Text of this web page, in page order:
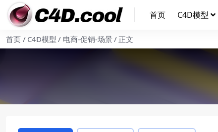
首页 C4D模型
首页 C4D模型 电商-促销-场景 正文